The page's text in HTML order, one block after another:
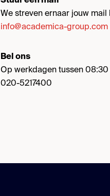
We streven ernaar jouw
info@academica-group.com
Bel ons
Op werkdagen tussen 08:30
020-5217400